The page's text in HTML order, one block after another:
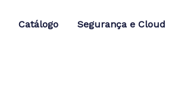
Catálogo Segurança e Cloud